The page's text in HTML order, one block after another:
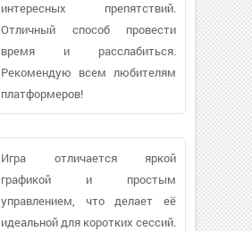
интересных препятствий.
Отличный способ провести
время и расслабиться.
Рекомендую всем любителям
платформеров!
Игра отличается яркой
графикой и простым
управлением, что делает её
идеальной для коротких сессий.